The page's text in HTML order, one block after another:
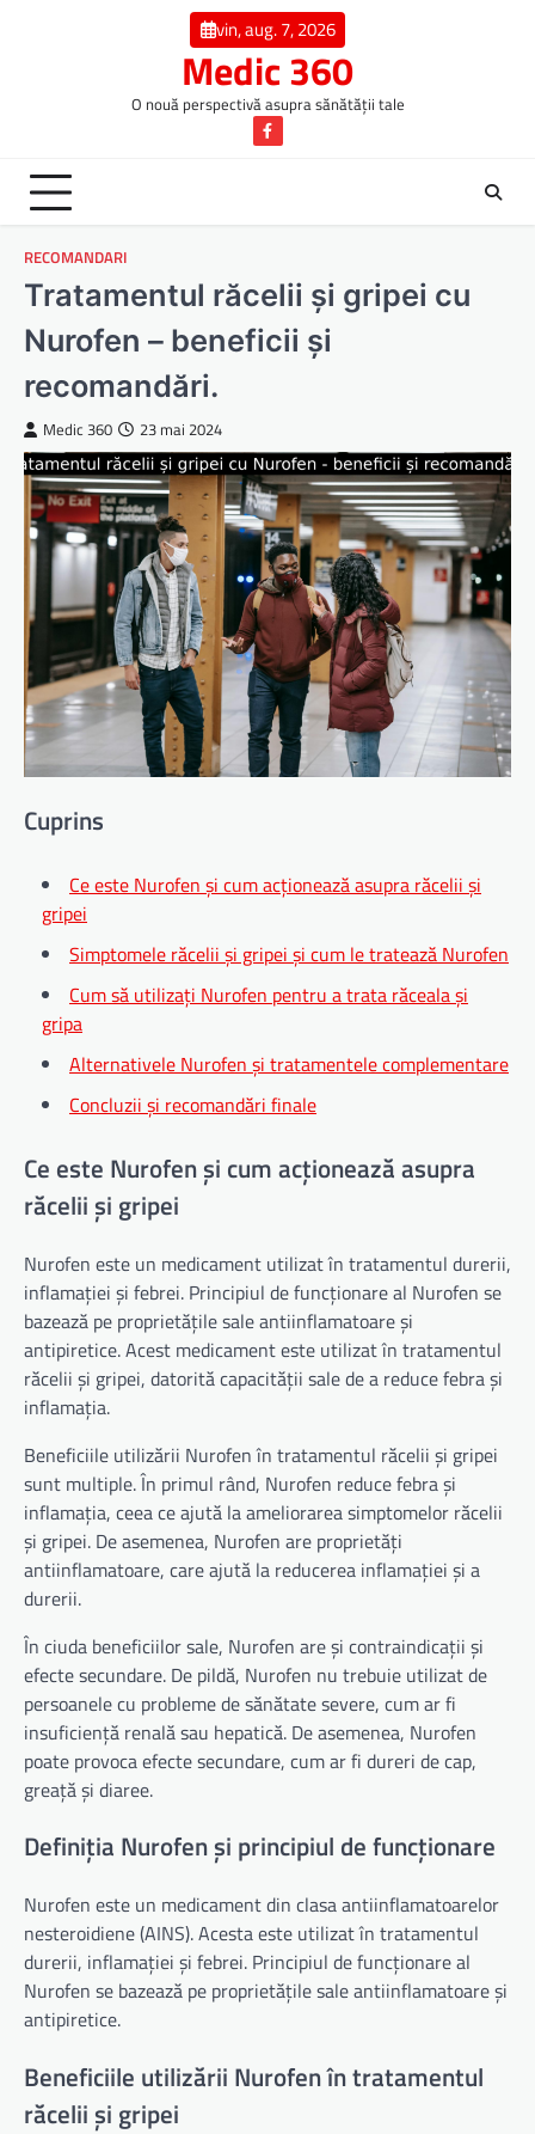
vin, aug. 7, 2026
Medic 360
O nouă perspectivă asupra sănătății tale
Facebook
RECOMANDARI
Tratamentul răcelii și gripei cu
Nurofen – beneficii și
recomandări.
Medic 360 23 mai 2024
Cuprins
Ce este Nurofen și cum acționează asupra răcelii și
gripei
Simptomele răcelii și gripei și cum le tratează Nurofen
Cum să utilizați Nurofen pentru a trata răceala și
gripa
Alternativele Nurofen și tratamentele complementare
Concluzii și recomandări finale
Ce este Nurofen și cum acționează asupra
răcelii și gripei
Nurofen este un medicament utilizat în tratamentul durerii,
inflamației și febrei. Principiul de funcționare al Nurofen se
bazează pe proprietățile sale antiinflamatoare și
antipiretice. Acest medicament este utilizat în tratamentul
răcelii și gripei, datorită capacității sale de a reduce febra și
inflamația.
Beneficiile utilizării Nurofen în tratamentul răcelii și gripei
sunt multiple. În primul rând, Nurofen reduce febra și
inflamația, ceea ce ajută la ameliorarea simptomelor răcelii
și gripei. De asemenea, Nurofen are proprietăți
antiinflamatoare, care ajută la reducerea inflamației și a
durerii.
În ciuda beneficiilor sale, Nurofen are și contraindicații și
efecte secundare. De pildă, Nurofen nu trebuie utilizat de
persoanele cu probleme de sănătate severe, cum ar fi
insuficiență renală sau hepatică. De asemenea, Nurofen
poate provoca efecte secundare, cum ar fi dureri de cap,
greață și diaree.
Definiția Nurofen și principiul de funcționare
Nurofen este un medicament din clasa antiinflamatoarelor
nesteroidiene (AINS). Acesta este utilizat în tratamentul
durerii, inflamației și febrei. Principiul de funcționare al
Nurofen se bazează pe proprietățile sale antiinflamatoare și
antipiretice.
Beneficiile utilizării Nurofen în tratamentul
răcelii și gripei